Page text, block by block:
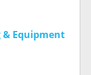
& Equipment